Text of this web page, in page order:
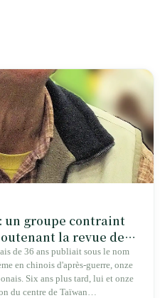
un groupe contraint
la revue de
de Taïwan
de 36 ans publiait sous le nom
en chinois d'après-guerre, onze
Six ans plus tard, lui et onze
du centre de Taïwan